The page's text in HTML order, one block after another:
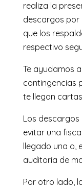
realiza la
descargos por
que los
respectivo
Te ayudamos
contingencias
te llegan
Los
evitar una
llegado una o,
auditoría de
Por otro lado,